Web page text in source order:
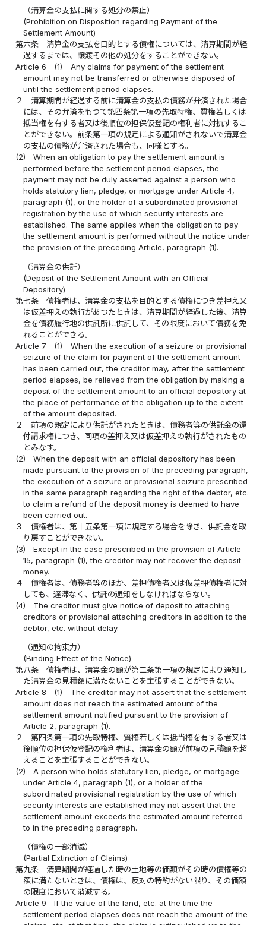
（清算金の支払に関する処分の禁止）
(Prohibition on Disposition regarding Payment of the
Settlement Amount)
第六条
清算金の支払を目的とする債権については、清算期間が経
過するまでは、譲渡その他の処分をすることができない。
Article 6
(1)
Any claims for payment of the settlement
amount may not be transferred or otherwise disposed of
until the settlement period elapses.
２
清算期間が経過する前に清算金の支払の債務が弁済された場合
には、その弁済をもつて第四条第一項の先取特権、質権若しくは
抵当権を有する者又は後順位の担保仮登記の権利者に対抗するこ
とができない。前条第一項の規定による通知がされないで清算金
の支払の債務が弁済された場合も、同様とする。
(2)
When an obligation to pay the settlement amount is
performed before the settlement period elapses, the
payment may not be duly asserted against a person who
holds statutory lien, pledge, or mortgage under Article 4,
paragraph (1), or the holder of a subordinated provisional
registration by the use of which security interests are
established. The same applies when the obligation to pay
the settlement amount is performed without the notice under
the provision of the preceding Article, paragraph (1).
（清算金の供託）
(Deposit of the Settlement Amount with an Official
Depository)
第七条
債権者は、清算金の支払を目的とする債権につき差押え又
は仮差押えの執行があつたときは、清算期間が経過した後、清算
金を債務履行地の供託所に供託して、その限度において債務を免
れることができる。
Article 7
(1)
When the execution of a seizure or provisional
seizure of the claim for payment of the settlement amount
has been carried out, the creditor may, after the settlement
period elapses, be relieved from the obligation by making a
deposit of the settlement amount to an official depository at
the place of performance of the obligation up to the extent
of the amount deposited.
２
前項の規定により供託がされたときは、債務者等の供託金の還
付請求権につき、同項の差押え又は仮差押えの執行がされたもの
とみなす。
(2)
When the deposit with an official depository has been
made pursuant to the provision of the preceding paragraph,
the execution of a seizure or provisional seizure prescribed
in the same paragraph regarding the right of the debtor, etc.
to claim a refund of the deposit money is deemed to have
been carried out.
３
債権者は、第十五条第一項に規定する場合を除き、供託金を取
り戻すことができない。
(3)
Except in the case prescribed in the provision of Article
15, paragraph (1), the creditor may not recover the deposit
money.
４
債権者は、債務者等のほか、差押債権者又は仮差押債権者に対
しても、遅滞なく、供託の通知をしなければならない。
(4)
The creditor must give notice of deposit to attaching
creditors or provisional attaching creditors in addition to the
debtor, etc. without delay.
（通知の拘束力）
(Binding Effect of the Notice)
第八条
債権者は、清算金の額が第二条第一項の規定により通知し
た清算金の見積額に満たないことを主張することができない。
Article 8
(1)
The creditor may not assert that the settlement
amount does not reach the estimated amount of the
settlement amount notified pursuant to the provision of
Article 2, paragraph (1).
２
第四条第一項の先取特権、質権若しくは抵当権を有する者又は
後順位の担保仮登記の権利者は、清算金の額が前項の見積額を超
えることを主張することができない。
(2)
A person who holds statutory lien, pledge, or mortgage
under Article 4, paragraph (1), or a holder of the
subordinated provisional registration by the use of which
security interests are established may not assert that the
settlement amount exceeds the estimated amount referred
to in the preceding paragraph.
（債権の一部消滅）
(Partial Extinction of Claims)
第九条
清算期間が経過した時の土地等の価額がその時の債権等の
額に満たないときは、債権は、反対の特約がない限り、その価額
の限度において消滅する。
Article 9
If the value of the land, etc. at the time the
settlement period elapses does not reach the amount of the